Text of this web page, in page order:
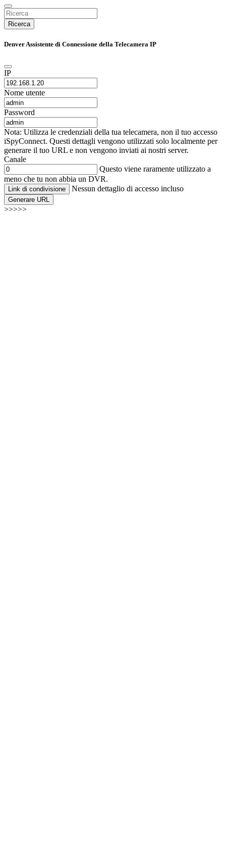
Ricerca
Denver Assistente di Connessione della Telecamera IP
IP
Nome utente
Password
Nota: Utilizza le credenziali della tua telecamera, non il tuo accesso
iSpyConnect. Questi dettagli vengono utilizzati solo localmente per
generare il tuo URL e non vengono inviati ai nostri server.
Canale
Questo viene raramente utilizzato a
meno che tu non abbia un DVR.
Link di condivisione Nessun dettaglio di accesso incluso
Generare URL
>>>>>